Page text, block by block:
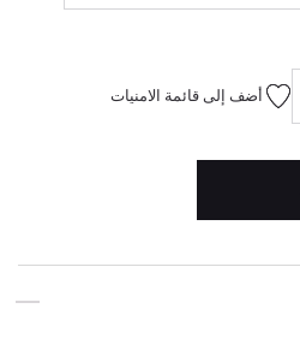
أضف إلى قائمة الامنيات